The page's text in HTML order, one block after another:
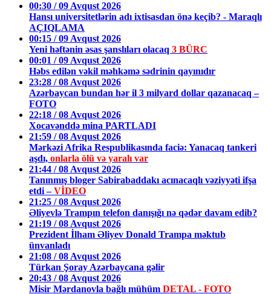
00:30 / 09 Avqust 2026
Hansı universitetlərin adı ixtisasdan önə keçib? - Maraqlı
AÇIQLAMA
00:15 / 09 Avqust 2026
Yeni həftənin əsas şanslıları olacaq 3 BÜRC
00:01 / 09 Avqust 2026
Həbs edilən vəkil məhkəmə sədrinin qayınıdır
23:28 / 08 Avqust 2026
Azərbaycan bundan hər il 3 milyard dollar qazanacaq –
FOTO
22:18 / 08 Avqust 2026
Xocavənddə mina PARTLADI
21:59 / 08 Avqust 2026
Mərkəzi Afrika Respublikasında faciə: Yanacaq tankeri
aşdı, onlarla ölü və yaralı var
21:44 / 08 Avqust 2026
Tanınmış bloger Sabirabaddakı acınacaqlı vəziyyəti ifşa
etdi –VİDEO
21:25 / 08 Avqust 2026
Əliyevlə Trampın telefon danışığı nə qədər davam edib?
21:19 / 08 Avqust 2026
Prezident İlham Əliyev Donald Trampa məktub
ünvanladı
21:08 / 08 Avqust 2026
Türkan Şoray Azərbaycana gəlir
20:43 / 08 Avqust 2026
Misir Mərdanovla bağlı mühüm DETAL - FOTO